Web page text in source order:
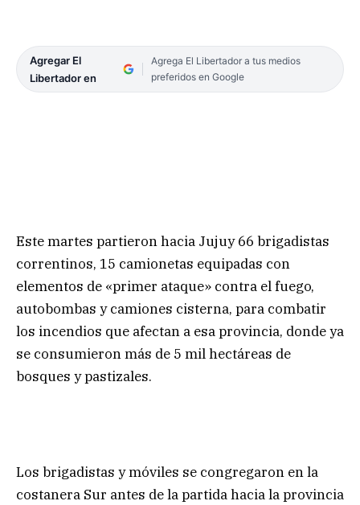
Agregar El
Libertador en
Agrega El Libertador a tus medios
preferidos en Google
Este martes partieron hacia Jujuy 66 brigadistas
correntinos, 15 camionetas equipadas con
elementos de «primer ataque» contra el fuego,
autobombas y camiones cisterna, para combatir
los incendios que afectan a esa provincia, donde ya
se consumieron más de 5 mil hectáreas de
bosques y pastizales.
Los brigadistas y móviles se congregaron en la
costanera Sur antes de la partida hacia la provincia